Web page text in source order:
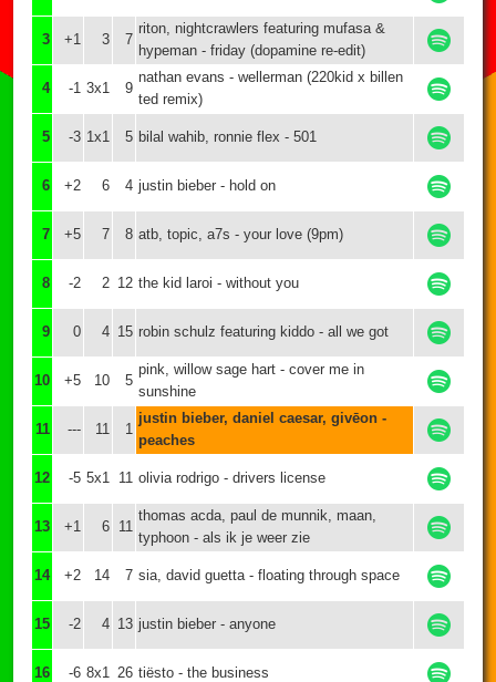
3 +1 3 7
riton, nightcrawlers featuring mufasa &
hypeman - friday (dopamine re-edit)
4 -1 3x1 9
nathan evans - wellerman (220kid x billen
ted remix)
5 -3 1x1 5 bilal wahib, ronnie flex - 501
6 +2 6 4 justin bieber - hold on
7 +5 7 8 atb, topic, a7s - your love (9pm)
8 -2 2 12 the kid laroi - without you
9 0 4 15 robin schulz featuring kiddo - all we got
10 +5 10 5
pink, willow sage hart - cover me in
sunshine
11 --- 11 1
justin bieber, daniel caesar, givēon -
peaches
12 -5 5x1 11 olivia rodrigo - drivers license
13 +1 6 11
thomas acda, paul de munnik, maan,
typhoon - als ik je weer zie
14 +2 14 7 sia, david guetta - floating through space
15 -2 4 13 justin bieber - anyone
16 -6 8x1 26 tiësto - the business